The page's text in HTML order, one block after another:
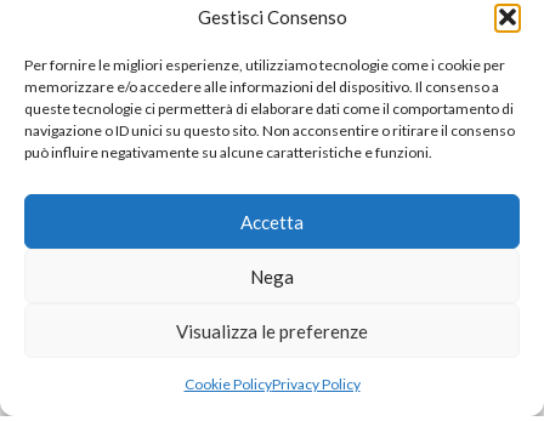
Gestisci Consenso
Per fornire le migliori esperienze, utilizziamo tecnologie come i cookie per
memorizzare e/o accedere alle informazioni del dispositivo. Il consenso a
queste tecnologie ci permetterà di elaborare dati come il comportamento di
navigazione o ID unici su questo sito. Non acconsentire o ritirare il consenso
può influire negativamente su alcune caratteristiche e funzioni.
Accetta
Nega
Visualizza le preferenze
Cookie PolicyPrivacy Policy
Redazione
Contatti
Pubblicità
Sitemap
RUBRICHE
Urban Video
© 2024 UP di Poggianti Simona | Urban Livorno è una testata giornalistica